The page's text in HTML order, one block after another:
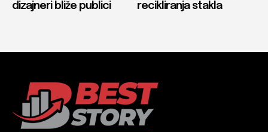
dizajneri bliže publici
recikliranja stakla